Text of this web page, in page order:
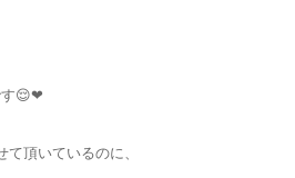
す😌❤
頂いているのに、